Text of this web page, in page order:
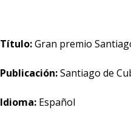
Título:Gran premio
Publicación:Santiago de
Idioma: Español